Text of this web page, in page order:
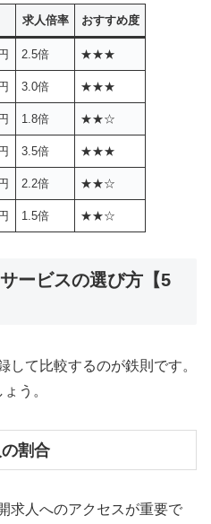
求人倍率 おすすめ度
2.5倍 ★★★
3.0倍 ★★★
1.8倍 ★★☆
3.5倍 ★★★
2.2倍 ★★☆
1.5倍 ★★☆
ービスの選び方【5
して比較するのが鉄則です。
う。
割合
求人へのアクセスが重要で